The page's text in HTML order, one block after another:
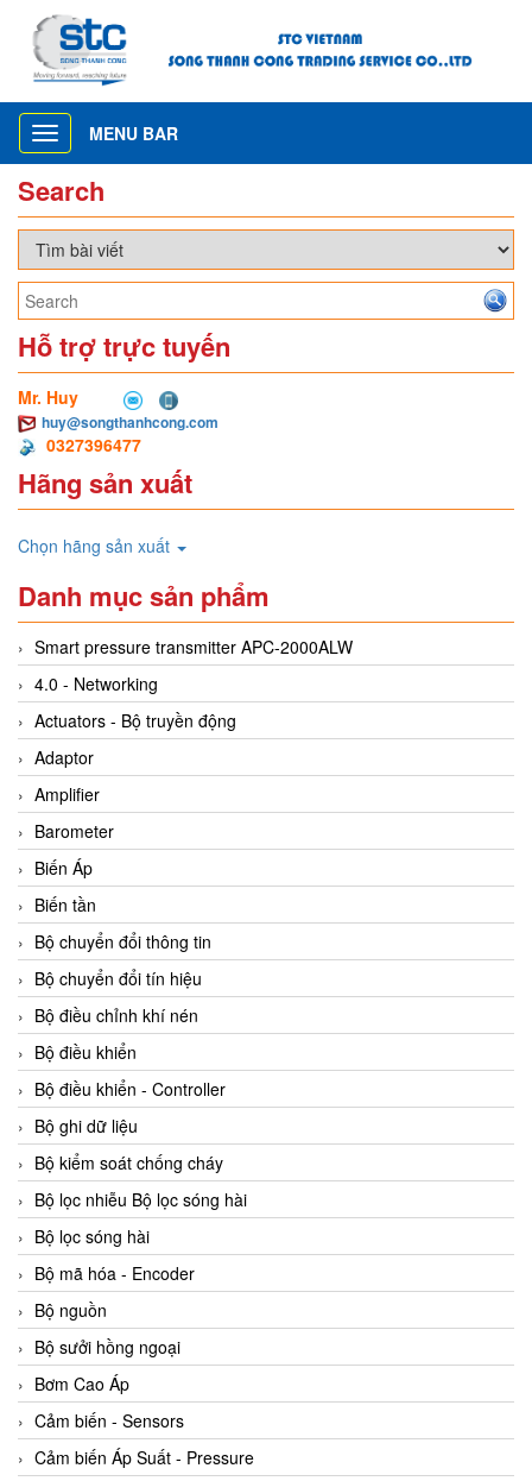
Toggle
navigation
MENU BAR
Search
Hỗ trợ trực tuyến
Mr. Huy
huy@songthanhcong.com
0327396477
Hãng sản xuất
Chọn hãng sản xuất
Danh mục sản phẩm
Smart pressure transmitter APC-2000ALW
4.0 - Networking
Actuators - Bộ truyền động
Adaptor
Amplifier
Barometer
Biến Áp
Biến tần
Bộ chuyển đổi thông tin
Bộ chuyển đổi tín hiệu
Bộ điều chỉnh khí nén
Bộ điều khiển
Bộ điều khiển - Controller
Bộ ghi dữ liệu
Bộ kiểm soát chống cháy
Bộ lọc nhiễu Bộ lọc sóng hài
Bộ lọc sóng hài
Bộ mã hóa - Encoder
Bộ nguồn
Bộ sưởi hồng ngoại
Bơm Cao Áp
Cảm biến - Sensors
Cảm biến Áp Suất - Pressure